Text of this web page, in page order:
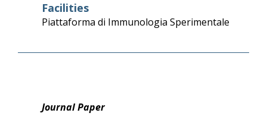
Facilities
Piattaforma di Immunologia Sperimentale
Journal Paper